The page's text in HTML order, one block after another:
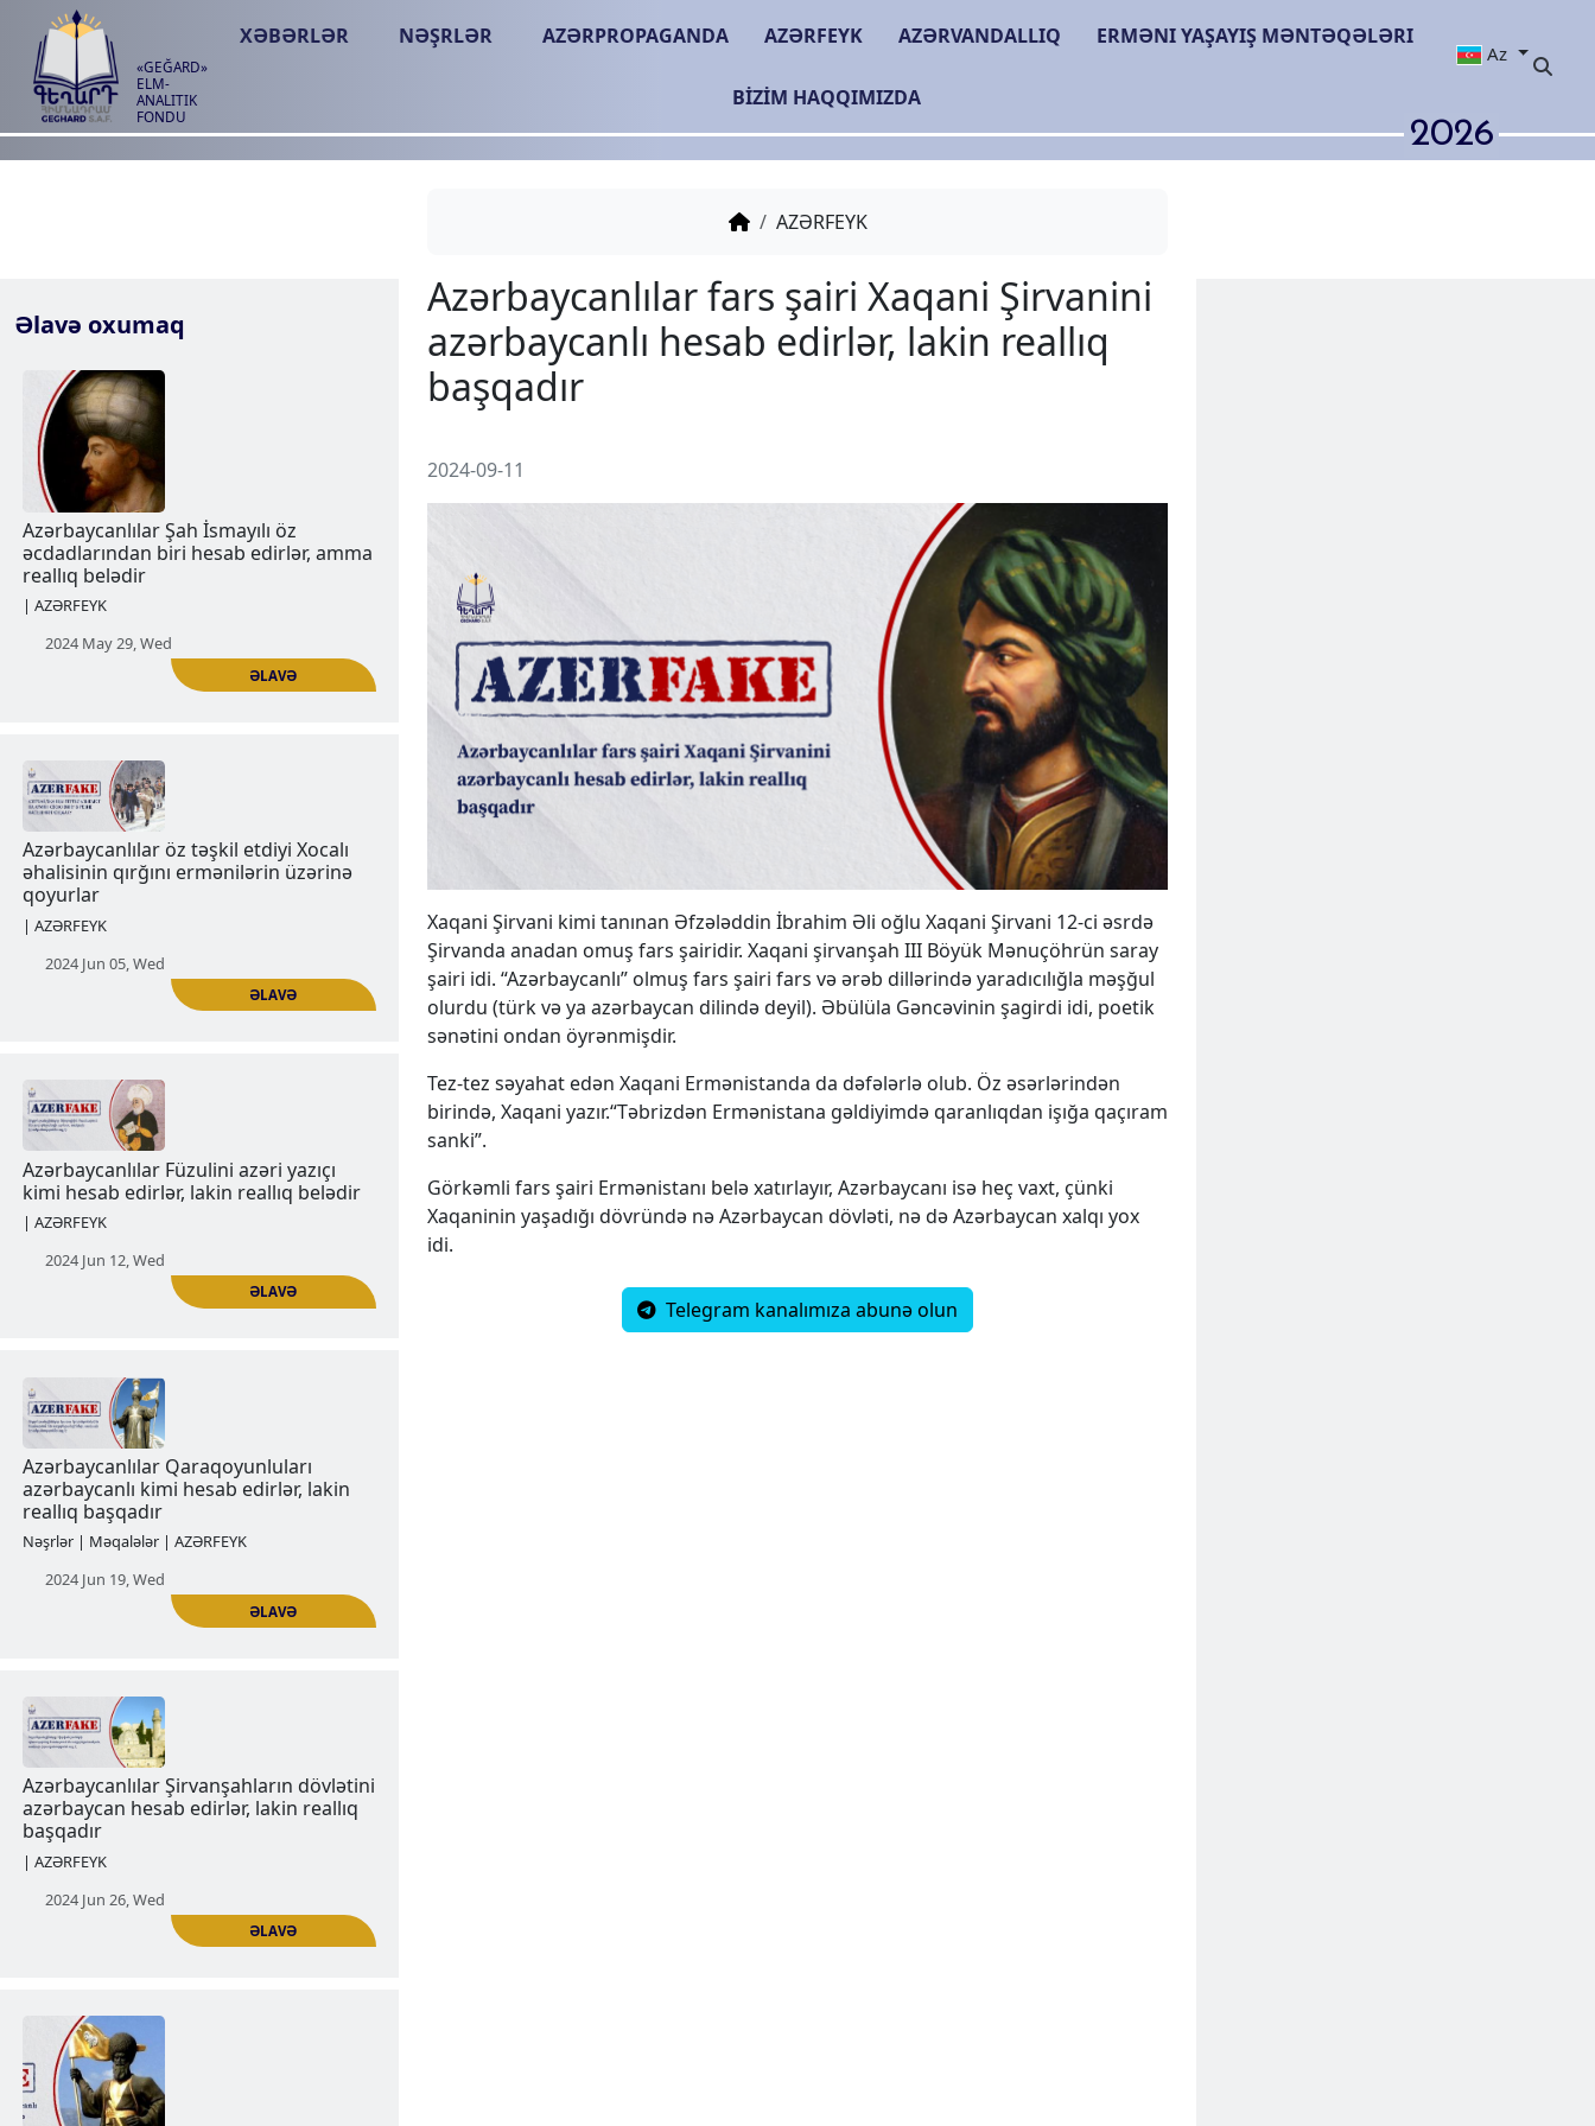
«GEĞARD»
ELM-
ANALITIK
FONDU
XƏBƏRLƏR NƏŞRLƏR AZƏRPROPAGANDA AZƏRFEYK AZƏRVANDALLIQ ERMƏNI YAŞAYIŞ MƏNTƏQƏLƏRI
BIZIM HAQQIMIZDA
Az
2026
Əlavə oxumaq
Azərbaycanlılar Şah İsmayılı öz
əcdadlarından biri hesab edirlər, amma
| AZƏRFEYK
2024 May 29, Wed
əhalisinin qırğını ermənilərin üzərinə
qoyurlar
| AZƏRFEYK
2024 Jun 05, Wed
Azərbaycanlılar Füzulini azəri yazıçı
kimi hesab edirlər, lakin reallıq belədir
| AZƏRFEYK
2024 Jun 12, Wed
ƏLAVƏ
Azərbaycanlılar Qaraqoyunluları
azərbaycanlı kimi hesab edirlər, lakin
reallıq başqadır
Nəşrlər | Məqalələr | AZƏRFEYK
AZƏRFEYK
Azərbaycanlılar fars şairi Xaqani Şirvanini
2024-09-11
Xaqani Şirvani kimi tanınan Əfzələddin İbrahim Əli oğlu Xaqani Şirvani 12-ci əsrdə
Şirvanda anadan omuş fars şairidir. Xaqani şirvanşah III Böyük Mənuçöhrün saray
şairi idi. “Azərbaycanlı” olmuş fars şairi fars və ərəb dillərində yaradıcılığla məşğul
olurdu (türk və ya azərbaycan dilində deyil). Əbülüla Gəncəvinin şagirdi idi, poetik
sənətini ondan öyrənmişdir.
Tez-tez səyahat edən Xaqani Ermənistanda da dəfələrlə olub. Öz əsərlərindən
birində, Xaqani yazır.“Təbrizdən Ermənistana gəldiyimdə qaranlıqdan işığa qaçıram
sanki”.
Görkəmli fars şairi Ermənistanı belə xatırlayır, Azərbaycanı isə heç vaxt, çünki
Xaqaninin yaşadığı dövründə nə Azərbaycan dövləti, nə də Azərbaycan xalqı yox
idi.
Telegram kanalımıza abunə olun